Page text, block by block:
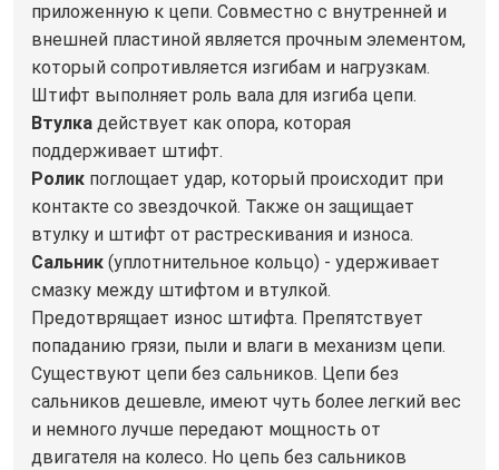
приложенную к цепи. Совместно с внутренней и
внешней пластиной является прочным элементом,
который сопротивляется изгибам и нагрузкам.
Штифт выполняет роль вала для изгиба цепи.
Втулка действует как опора, которая
поддерживает штифт.
Ролик поглощает удар, который происходит при
контакте со звездочкой. Также он защищает
втулку и штифт от растрескивания и износа.
Сальник (уплотнительное кольцо) - удерживает
смазку между штифтом и втулкой.
Предотврящает износ штифта. Препятствует
попаданию грязи, пыли и влаги в механизм цепи.
Существуют цепи без сальников. Цепи без
сальников дешевле, имеют чуть более легкий вес
и немного лучше передают мощность от
двигателя на колесо. Но цепь без сальников